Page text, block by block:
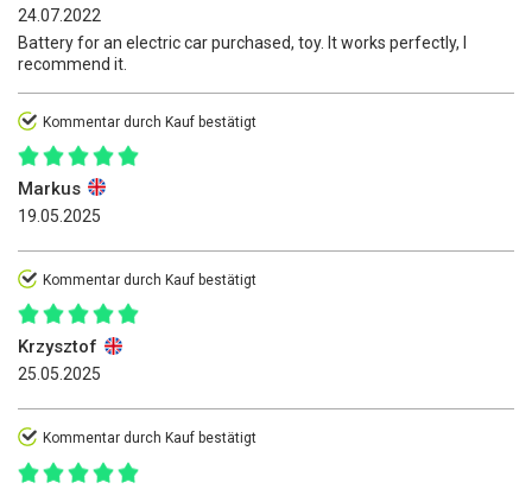
24.07.2022
Battery for an electric car purchased, toy. It works perfectly, I
recommend it.
Kommentar durch Kauf bestätigt
Markus
19.05.2025
Kommentar durch Kauf bestätigt
Krzysztof
25.05.2025
Kommentar durch Kauf bestätigt